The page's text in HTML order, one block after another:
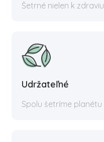
Šetrné nielen k zdraviu
Udržateľné
Spolu šetríme planétu